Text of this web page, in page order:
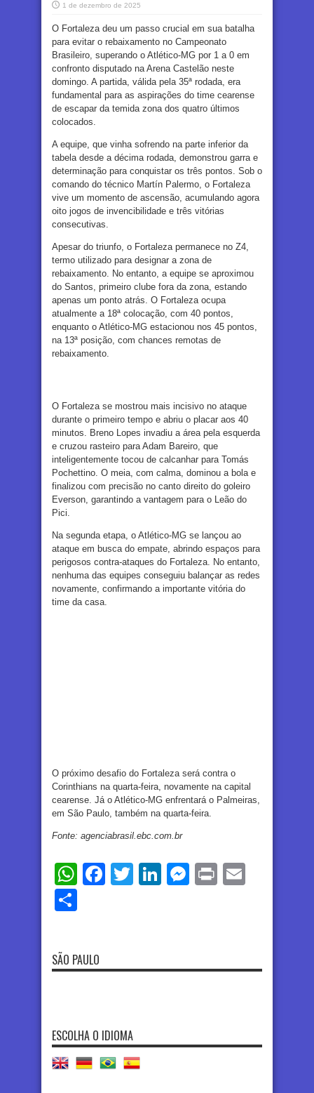
1 de dezembro de 2025
O Fortaleza deu um passo crucial em sua batalha
para evitar o rebaixamento no Campeonato
Brasileiro, superando o Atlético-MG por 1 a 0 em
confronto disputado na Arena Castelão neste
domingo. A partida, válida pela 35ª rodada, era
fundamental para as aspirações do time cearense
de escapar da temida zona dos quatro últimos
colocados.
A equipe, que vinha sofrendo na parte inferior da
tabela desde a décima rodada, demonstrou garra e
determinação para conquistar os três pontos. Sob o
comando do técnico Martín Palermo, o Fortaleza
vive um momento de ascensão, acumulando agora
oito jogos de invencibilidade e três vitórias
consecutivas.
Apesar do triunfo, o Fortaleza permanece no Z4,
termo utilizado para designar a zona de
rebaixamento. No entanto, a equipe se aproximou
do Santos, primeiro clube fora da zona, estando
apenas um ponto atrás. O Fortaleza ocupa
atualmente a 18ª colocação, com 40 pontos,
enquanto o Atlético-MG estacionou nos 45 pontos,
na 13ª posição, com chances remotas de
rebaixamento.
O Fortaleza se mostrou mais incisivo no ataque
durante o primeiro tempo e abriu o placar aos 40
minutos. Breno Lopes invadiu a área pela esquerda
e cruzou rasteiro para Adam Bareiro, que
inteligentemente tocou de calcanhar para Tomás
Pochettino. O meia, com calma, dominou a bola e
finalizou com precisão no canto direito do goleiro
Everson, garantindo a vantagem para o Leão do
Pici.
Na segunda etapa, o Atlético-MG se lançou ao
ataque em busca do empate, abrindo espaços para
perigosos contra-ataques do Fortaleza. No entanto,
nenhuma das equipes conseguiu balançar as redes
novamente, confirmando a importante vitória do
time da casa.
O próximo desafio do Fortaleza será contra o
Corinthians na quarta-feira, novamente na capital
cearense. Já o Atlético-MG enfrentará o Palmeiras,
em São Paulo, também na quarta-feira.
Fonte: agenciabrasil.ebc.com.br
WhatsApp
Facebook
TwitterLinkedIn
Messenger
Print
SÃO PAULO
ESCOLHA O IDIOMA